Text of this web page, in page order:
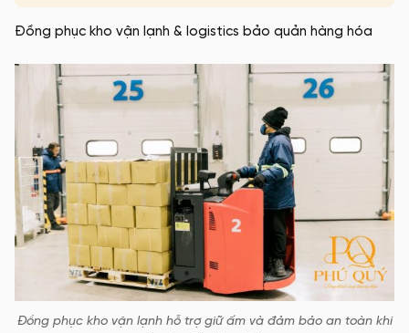
Đồng phục kho vận lạnh & logistics bảo quản hàng hóa
Đồng phục kho vận lạnh hỗ trợ giữ ấm và đảm bảo an toàn khi